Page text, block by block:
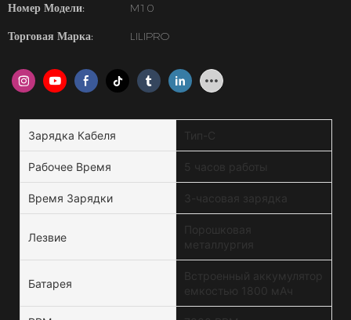
Номер Модели:
M10
Торговая Марка:
LILIPRO
Зарядка Кабеля Тип-C
Рабочее Время 5 часов работы
Время Зарядки 3-часовая зарядка
Лезвие
Порошковая
металлургия
Батарея
Встроенный аккумулятор
емкостью 1800 мАч